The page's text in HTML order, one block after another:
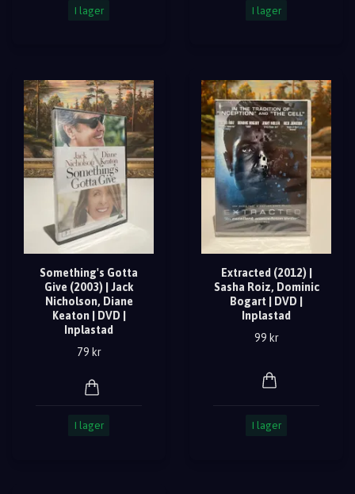
I lager I lager
Something's Gotta
Give (2003) | Jack
Nicholson, Diane
Keaton | DVD |
Inplastad
79 kr
I lager
Extracted (2012) |
Sasha Roiz, Dominic
Bogart | DVD |
Inplastad
99 kr
I lager